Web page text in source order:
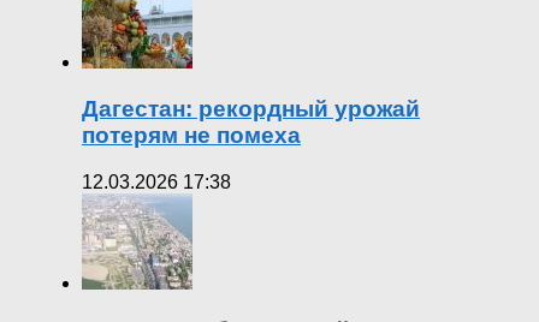
Дагестан: рекордный урожай
потерям не помеха
12.03.2026 17:38